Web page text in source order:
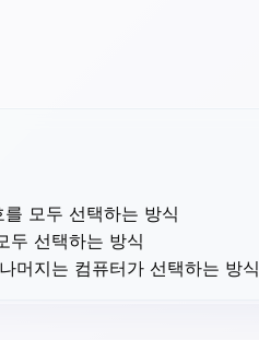
모두 선택하는 방식
두 선택하는 방식
머지는 컴퓨터가 선택하는 방식